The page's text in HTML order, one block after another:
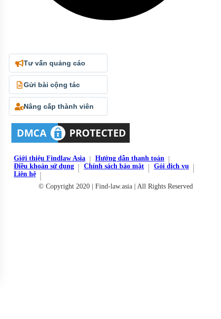
Tư vấn quảng cáo
Gửi bài cộng tác
Nâng cấp thành viên
Giới thiệu Findlaw Asia
Hướng dẫn thanh toán
Điều khoản sử dụng
Chính sách bảo mật
Gói dịch vụ
Liên hệ
© Copyright 2020 | Find-law.asia | All Rights Reserved